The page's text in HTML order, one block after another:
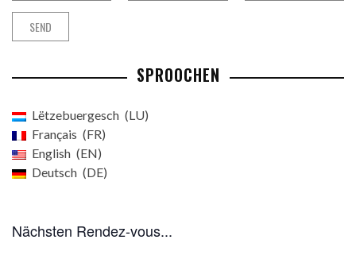
SPROOCHEN
Lëtzebuergesch
LU
Français
FR
English
EN
Deutsch
DE
Nächsten Rendez-vous...